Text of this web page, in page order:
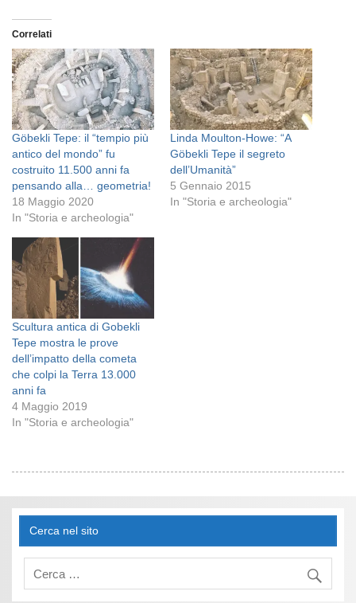
Correlati
Göbekli Tepe: il “tempio più
antico del mondo” fu
costruito 11.500 anni fa
pensando alla… geometria!
18 Maggio 2020
In "Storia e archeologia"
Linda Moulton-Howe: “A
Göbekli Tepe il segreto
dell’Umanità”
5 Gennaio 2015
In "Storia e archeologia"
Scultura antica di Gobekli
Tepe mostra le prove
dell’impatto della cometa
che colpi la Terra 13.000
anni fa
4 Maggio 2019
In "Storia e archeologia"
Cerca nel sito